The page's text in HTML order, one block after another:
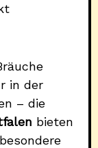
in der
– die
bieten